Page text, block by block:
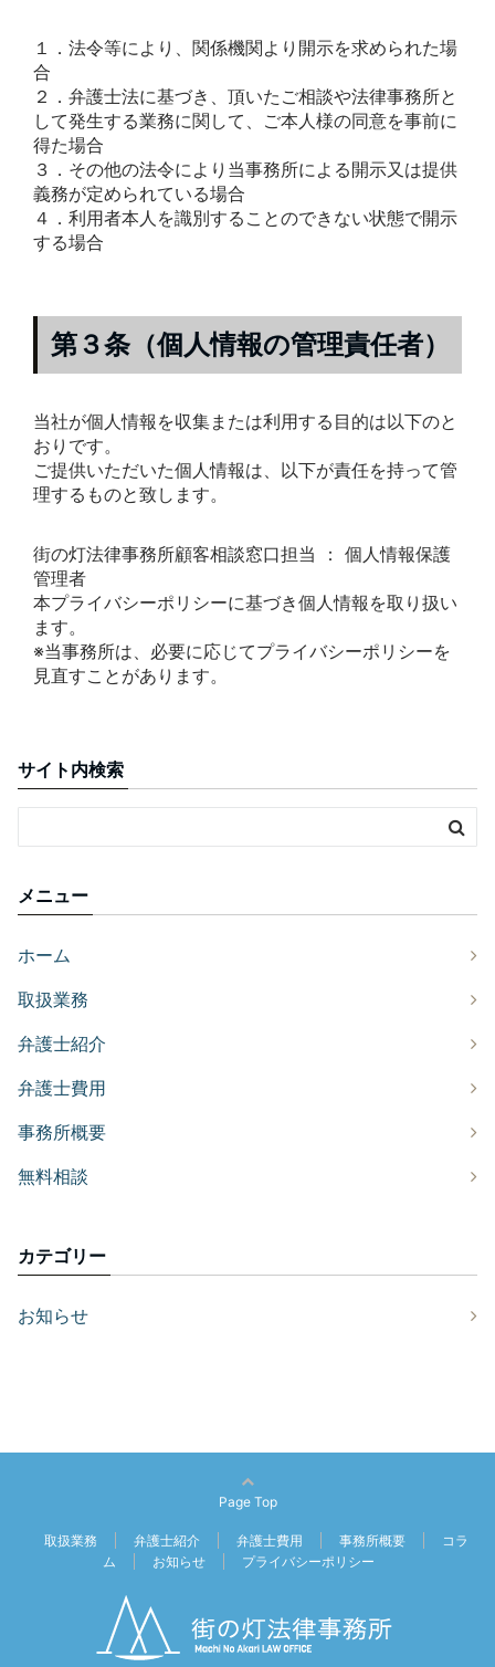
１．法令等により、関係機関より開示を求められた場
合
２．弁護士法に基づき、頂いたご相談や法律事務所と
して発生する業務に関して、ご本人様の同意を事前に
得た場合
３．その他の法令により当事務所による開示又は提供
義務が定められている場合
４．利用者本人を識別することのできない状態で開示
する場合
第３条（個人情報の管理責任者）
当社が個人情報を収集または利用する目的は以下のと
おりです。
ご提供いただいた個人情報は、以下が責任を持って管
理するものと致します。
街の灯法律事務所顧客相談窓口担当 ： 個人情報保護
管理者
本プライバシーポリシーに基づき個人情報を取り扱い
ます。
※当事務所は、必要に応じてプライバシーポリシーを
見直すことがあります。
サイト内検索
メニュー
ホーム
取扱業務
弁護士紹介
弁護士費用
事務所概要
無料相談
カテゴリー
お知らせ
Page Top
取扱業務 弁護士紹介 弁護士費用 事務所概要
コラ
ム
お知らせ プライバシーポリシー